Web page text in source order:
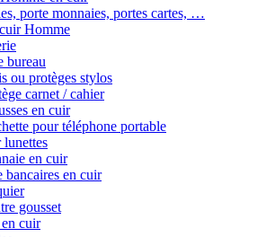
porte monnaies, portes cartes, …
Homme
bureau
ou protèges stylos
carnet / cahier
en cuir
pour téléphone portable
en cuir
bancaires en cuir
gousset
cuir